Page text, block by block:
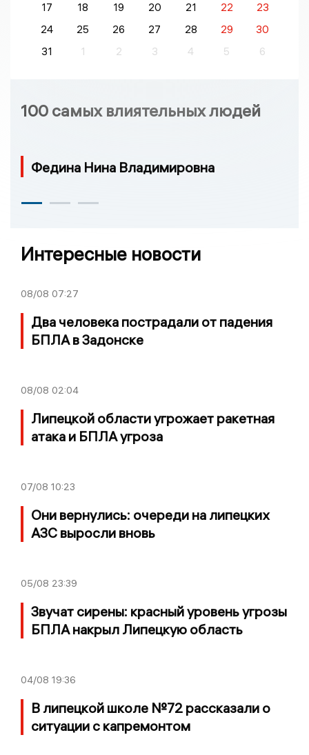
17
18 19 20 21 22
23
24
25 26 27 28 29
30
31
1 2 3 4 5 6
100 самых влиятельных людей
Федина Нина Владимировна
Интересные новости
08/08 07:27
Два человека пострадали от падения
БПЛА в Задонске
08/08 02:04
Липецкой области угрожает ракетная
атака и БПЛА угроза
07/08 10:23
Они вернулись: очереди на липецких
АЗС выросли вновь
05/08 23:39
Звучат сирены: красный уровень угрозы
БПЛА накрыл Липецкую область
04/08 19:36
В липецкой школе №72 рассказали о
ситуации с капремонтом